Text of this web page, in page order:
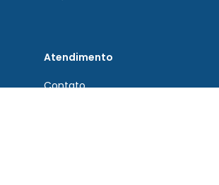
Atendimento
Contato